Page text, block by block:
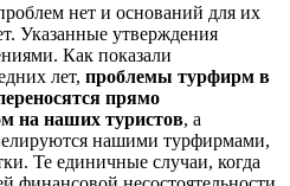
нет и оснований для их
Указанные утверждения
Как показали
лет, проблемы турфирм в
прямо
на наших туристов, а
нашими турфирмами,
Те единичные случаи, когда